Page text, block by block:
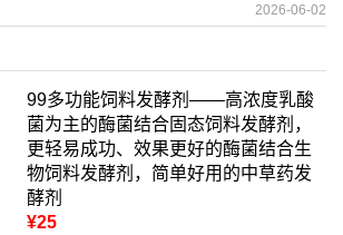
2026-06-02
99多功能饲料发酵剂——高浓度乳酸
菌为主的酶菌结合固态饲料发酵剂，
更轻易成功、效果更好的酶菌结合生
物饲料发酵剂，简单好用的中草药发
酵剂
¥25